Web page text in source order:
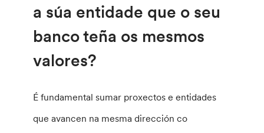
a súa entidade que o seu
banco teña os mesmos
valores?
É fundamental sumar proxectos e entidades
que avancen na mesma dirección co